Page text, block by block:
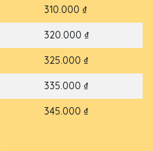
310.000 ₫
320.000 ₫
325.000 ₫
335.000 ₫
345.000 ₫